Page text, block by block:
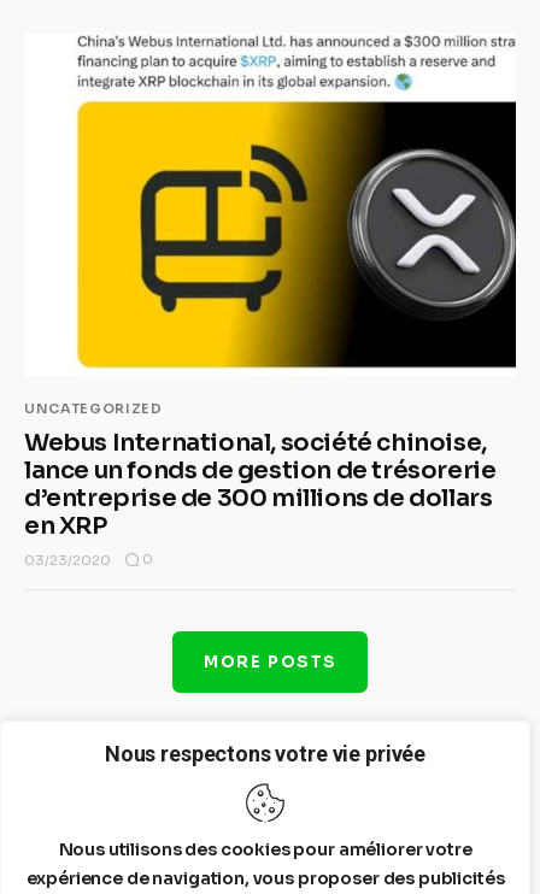
Nous respectons votre vie privée
Nous utilisons des cookies pour améliorer votre
expérience de navigation, vous proposer des publicités
UNCATEGORIZED
Webus International, société chinoise,
lance un fonds de gestion de trésorerie
d’entreprise de 300 millions de dollars
en XRP
03/23/2020 0
MORE POSTS